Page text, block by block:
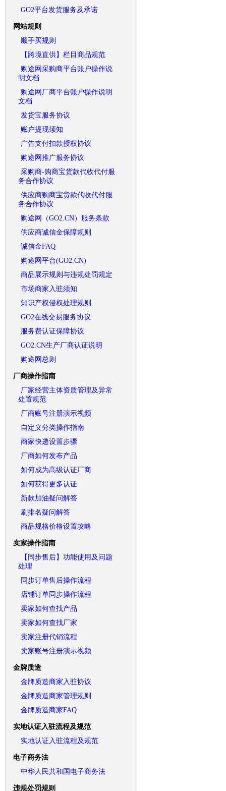
GO2平台发货服务及承诺
网站规则
顺手买规则
【跨境直供】栏目商品规范
购途网采购商平台账户操作说
明文档
购途网厂商平台账户操作说明
文档
发货宝服务协议
账户提现须知
广告支付扣款授权协议
购途网推广服务协议
采购商-购商宝货款代收代付服
务合作协议
供应商购商宝货款代收代付服
务合作协议
购途网（GO2.CN）服务条款
供应商诚信金保障规则
诚信金FAQ
购途网平台(GO2.CN)
商品展示规则与违规处罚规定
市场商家入驻须知
知识产权侵权处理规则
GO2在线交易服务协议
服务费认证保障协议
GO2.CN生产厂商认证说明
购途网总则
厂商操作指南
厂家经营主体资质管理及异常
处置规范
厂商账号注册演示视频
自定义分类操作指南
商家快递设置步骤
厂商如何发布产品
如何成为高级认证厂商
如何获得更多认证
新款加油疑问解答
刷排名疑问解答
商品规格价格设置攻略
卖家操作指南
【同步售后】功能使用及问题
处理
同步订单售后操作流程
店铺订单同步操作流程
卖家如何查找产品
卖家如何查找厂家
卖家注册代销流程
卖家账号注册演示视频
金牌质造
金牌质造商家入驻协议
金牌质造商家管理规则
金牌质造商家FAQ
实地认证入驻流程及规范
实地认证入驻流程及规范
电子商务法
中华人民共和国电子商务法
违规处罚规则